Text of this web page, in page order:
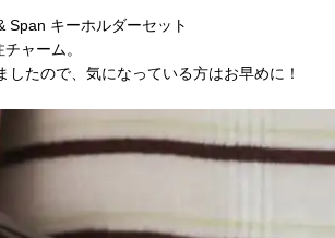
Span キーホルダーセット
ャーム。
したので、気になっている方はお早めに！